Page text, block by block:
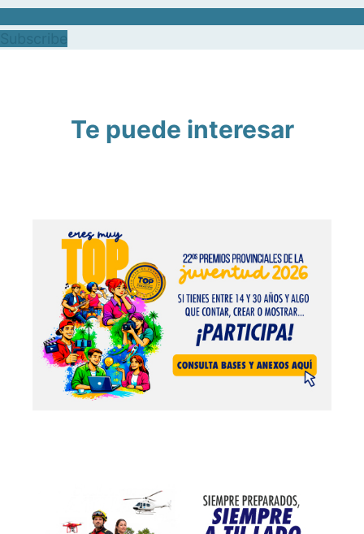
Te puede interesar